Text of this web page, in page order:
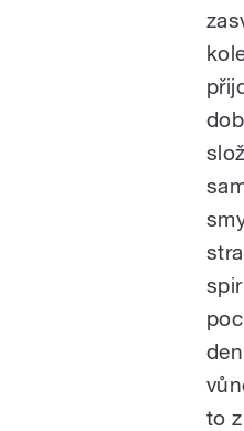
to